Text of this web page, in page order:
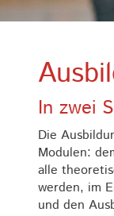
In zwei
Die
Modulen:
alle
werden, im
und den